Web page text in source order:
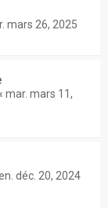
mars 26, 2025
mar. mars 11,
déc. 20, 2024